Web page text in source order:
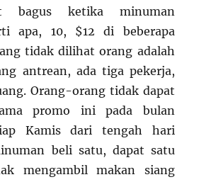
bagus ketika minuman
apa, 10, $12 di beberapa
tidak dilihat orang adalah
antrean, ada tiga pekerja,
Orang-orang tidak dapat
promo ini pada bulan
Kamis dari tengah hari
beli satu, dapat satu
mengambil makan siang